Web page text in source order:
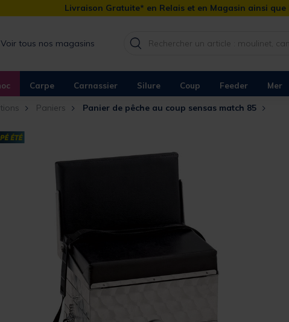
Livraison Gratuite* en Relais et en Magasin ainsi
Voir tous nos magasins
Carpe Carnassier Silure Coup Feeder Mer
Paniers Panier de pêche au coup sensas match 85